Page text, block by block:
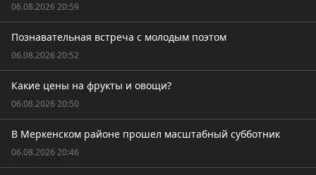
06.08.2026 20:59
Познавательная встреча с молодым поэтом
06.08.2026 20:52
Какие цены на фрукты и овощи?
06.08.2026 20:50
В Меркенском районе прошел масштабный субботник
06.08.2026 20:46